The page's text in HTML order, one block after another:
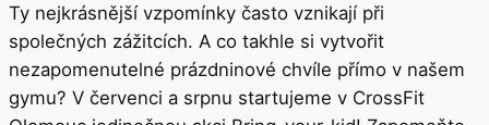
Ty nejkrásnější vzpomínky často vznikají při
společných zážitcích. A co takhle si vytvořit
nezapomenutelné prázdninové chvíle přímo v našem
gymu? V červenci a srpnu startujeme v CrossFit